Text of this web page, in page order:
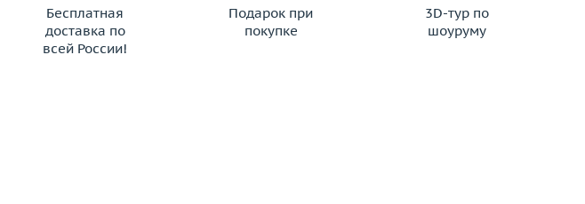
Бесплатная
доставка по
всей России!
Подарок при
покупке
3D-тур по
шоуруму